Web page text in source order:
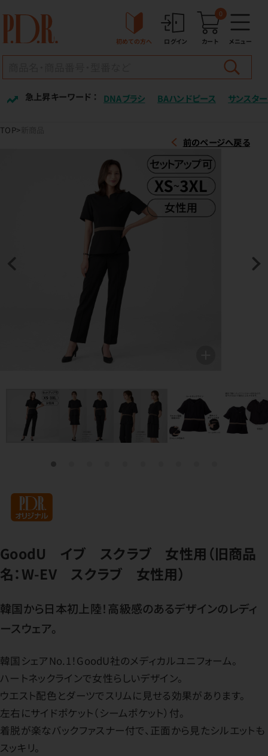
初めての方へ ログイン カート
0
メニュー
急上昇キーワード ： DNAブラシ BAハンドピース サンスター
TOP
前のページへ戻る
GoodU イブ スクラブ 女性用（旧商品
名：W-EV スクラブ 女性用）
韓国から日本初上陸！高級感のあるデザインのレディ
ースウェア。
韓国シェアNo.1！GoodU社のメディカルユニフォーム。
ハートネックラインで女性らしいデザイン。
ウエスト配色とダーツでスリムに見せる効果があります。
左右にサイドポケット（シームポケット）付。
着脱が楽なバックファスナー付で、正面から見たシルエットも
スッキリ。